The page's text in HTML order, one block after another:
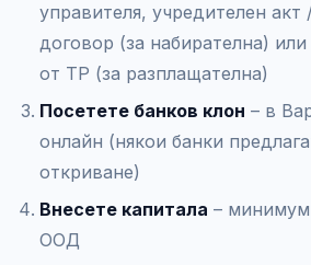
управителя, учредителен
договор (за набирателна)
от ТР (за разплащателна)
Посетете банков клон – в
онлайн (някои банки
откриване)
Внесете капитала –
ООД